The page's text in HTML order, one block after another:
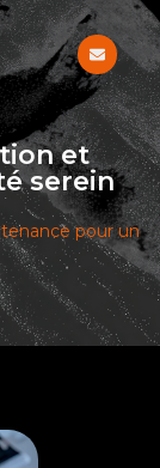
et
serein
pour un